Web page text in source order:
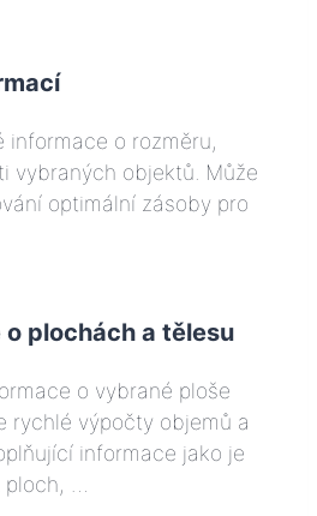
informace o rozměru,
vybraných objektů. Může
optimální zásoby pro
plochách a tělesu
o vybrané ploše
rychlé výpočty objemů a
informace jako je
…